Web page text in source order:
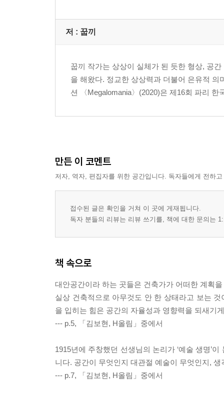
저 : 꿉끼
꿉끼 작가는 상상이 실체가 된 듯한 형상, 공
을 해왔다. 정교한 상상력과 더불어 은유적
션 〈Megalomania〉(2020)은 제16회 파리 한
만든 이 코멘트
저자, 역자, 편집자를 위한 공간입니다. 독자들에게 전하
접수된 글은 확인을 거쳐 이 곳에 게재됩니다.
독자 분들의 리뷰는 리뷰 쓰기를, 책에 대한 문의는
책 속으로
대안공간이라 하는 곳들은 건축가가 어떠한 계획
실상 건축적으로 아무것도 안 한 상태라고 보는
을 입히는 힘은 공간의 자율성과 영향력을 되새기
--- p.5, 「김보현, H올림」중에서
1915년에 주창했던 선생님의 논리가 ‘예술 생명’
니다. 공간이 무엇인지 대관절 예술이 무엇인지,
--- p.7, 「김보현, H올림」중에서